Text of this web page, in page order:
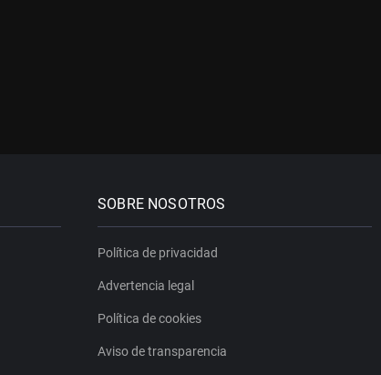
SOBRE NOSOTROS
Política de privacidad
Advertencia legal
Política de cookies
Aviso de transparencia